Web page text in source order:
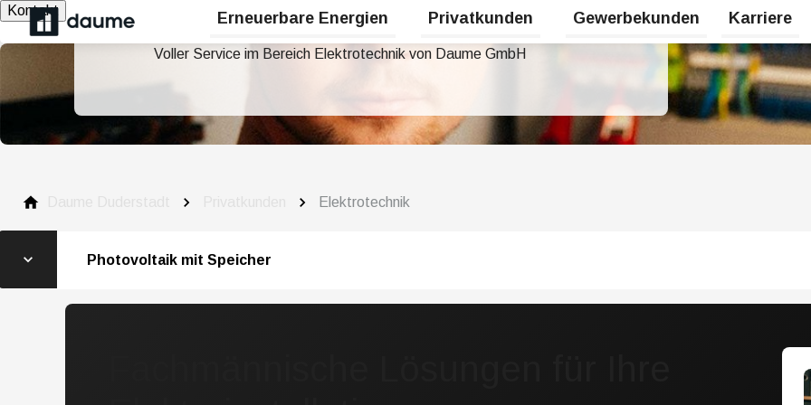
Kontakt Erneuerbare Energien
Untermenü für Erneuerbare Energien umschalten
Privatkunden
Untermenü für Privatkunden
Gewerbekunden Karriere
Voller Service im Bereich Elektrotechnik von Daume GmbH
Elektrotechnik
Photovoltaik mit Speicher